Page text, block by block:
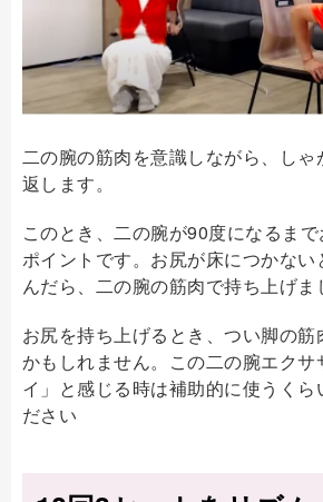
二の腕の筋肉を意識しながら、し
返します。
このとき、二の腕が90度になるま
ポイントです。お尻が床につかな
んだら、二の腕の筋肉で持ち上げま
お尻を持ち上げるとき、つい脚の筋
かもしれません。この二の腕エクサ
イ」と感じる時は補助的に使うくら
ださい